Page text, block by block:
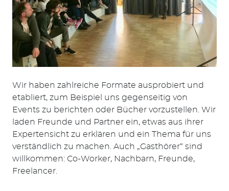
Wir haben zahlreiche Formate ausprobiert und
etabliert, zum Beispiel uns gegenseitig von
Events zu berichten oder Bücher vorzustellen. Wir
laden Freunde und Partner ein, etwas aus ihrer
Expertensicht zu erklären und ein Thema für uns
verständlich zu machen. Auch „Gasthörer“ sind
willkommen: Co-Worker, Nachbarn, Freunde,
Freelancer.